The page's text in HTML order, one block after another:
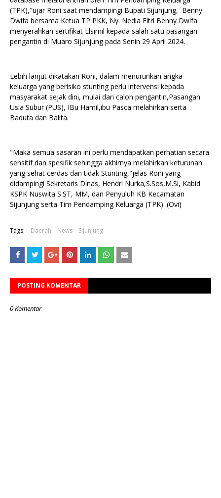
(TPK),"ujar Roni saat mendampingi Bupati Sijunjung, Benny
Dwifa bersama Ketua TP PKK, Ny. Nedia Fitri Benny Dwifa
menyerahkan sertifikat Elsimil kepada salah satu pasangan
pengantin di Muaro Sijunjung pada Senin 29 April 2024.
Lebih lanjut dikatakan Roni, dalam menurunkan angka
keluarga yang berisiko stunting perlu intervensi kepada
masyarakat sejak dini, mulai dari calon pengantin,Pasangan
Usia Subur (PUS), IBu Hamil,ibu Pasca melahirkan serta
Baduta dan Balita.
"Maka semua sasaran ini perlu mendapatkan perhatian secara
sensitif dan spesifik sehingga akhirnya melahirkan keturunan
yang sehat cerdas dan tidak Stunting,"jelas Roni yang
didampingi Sekretaris Dinas, Hendri Nurka,S.Sos,M.Si, Kabid
KSPK Nuswita S.ST, MM, dan Penyuluh KB Kecamatan
Sijunjung serta Tim Pendamping Keluarga (TPK). (Ovi)
Tags: Daerah News Sijunjung
POSTING KOMENTAR
0 Komentar